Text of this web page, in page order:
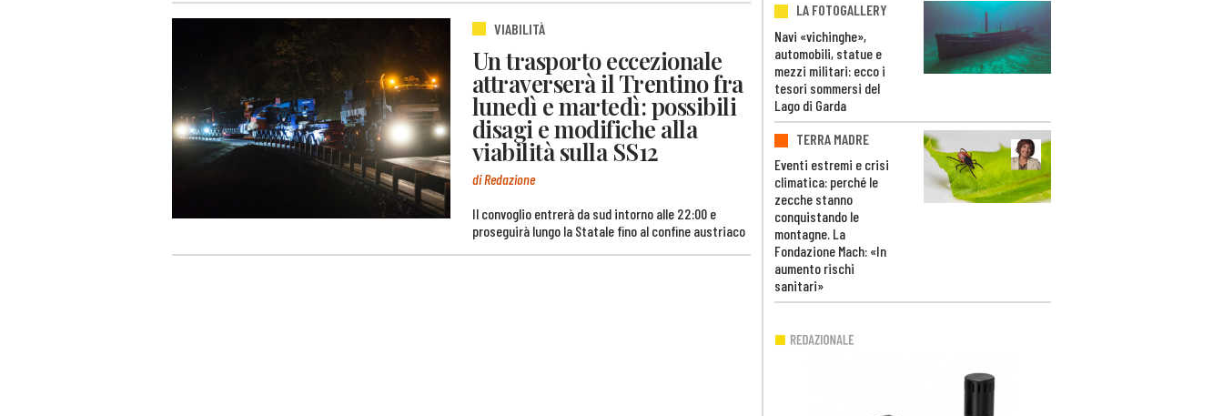
VIABILITÀ
Un trasporto eccezionale
attraverserà il Trentino fra
lunedì e martedì: possibili
disagi e modifiche alla
viabilità sulla SS12
di Redazione
Il convoglio entrerà da sud intorno alle 22:00 e
proseguirà lungo la Statale fino al confine austriaco
LA FOTOGALLERY
Navi «vichinghe»,
automobili, statue e
mezzi militari: ecco i
tesori sommersi del
Lago di Garda
TERRA MADRE
Eventi estremi e crisi
climatica: perché le
zecche stanno
conquistando le
montagne. La
Fondazione Mach: «In
aumento rischi
sanitari»